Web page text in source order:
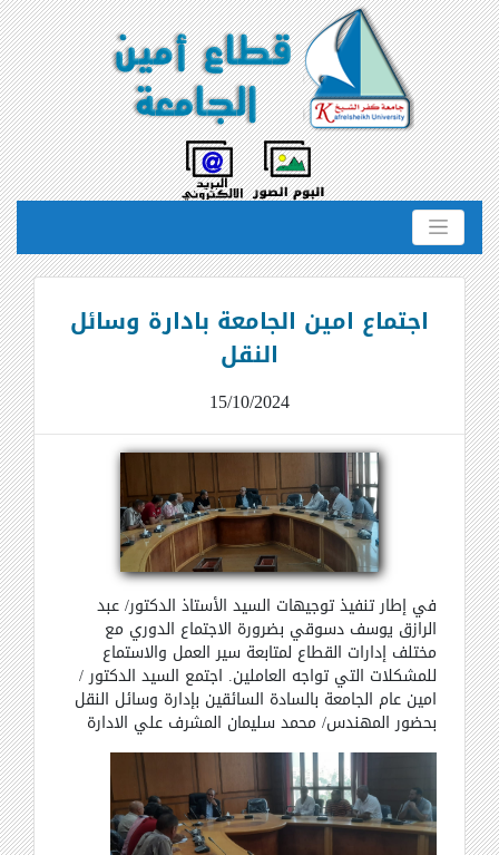
اجتماع امين الجامعة بادارة وسائل
النقل
15/10/2024
في إطار تنفيذ توجيهات السيد الأستاذ الدكتور/ عبد
الرازق يوسف دسوقي بضرورة الاجتماع الدوري مع
مختلف إدارات القطاع لمتابعة سير العمل والاستماع
للمشكلات التي تواجه العاملين. اجتمع السيد الدكتور /
امين عام الجامعة بالسادة السائقين بإدارة وسائل النقل
بحضور المهندس/ محمد سليمان المشرف علي الادارة